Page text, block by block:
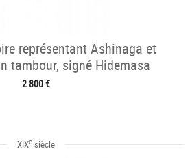
représentant Ashinaga et
tambour, signé Hidemasa
2 800 €
XIXe siècle